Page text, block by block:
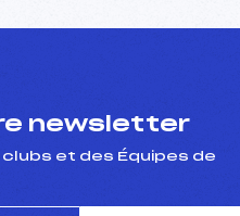
newsletter
clubs et des Équipes de